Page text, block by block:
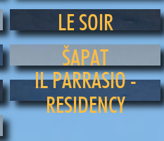
LE SOIR
ŠAPAT
IL PARRASIO -
RESIDENCY